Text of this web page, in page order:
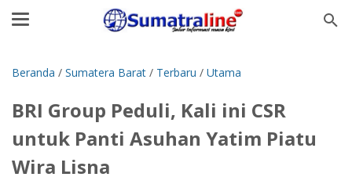
Beranda / Sumatera Barat / Terbaru / Utama
BRI Group Peduli, Kali ini CSR
untuk Panti Asuhan Yatim Piatu
Wira Lisna